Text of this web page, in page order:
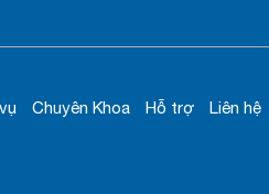
Chuyên Khoa Hỗ trợ Liên hệ